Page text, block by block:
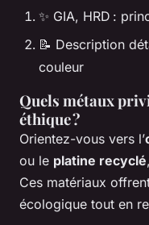
✨ GIA, HRD :
📝 Description
couleur
Quels métaux
éthique ?
Orientez-vous vers l’
ou le platine recyclé
Ces matériaux
écologique tout en